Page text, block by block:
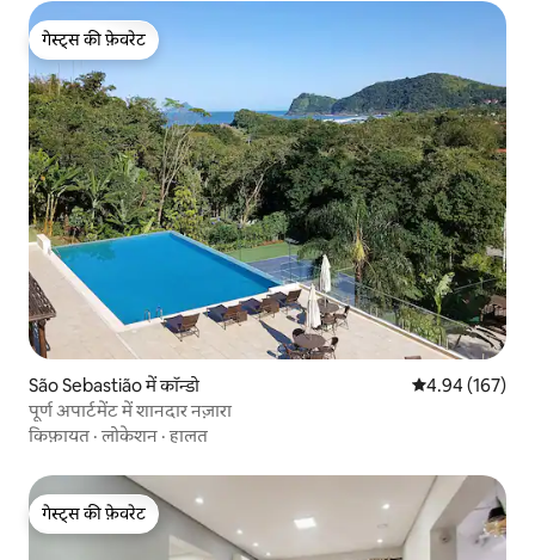
गेस्ट्स की फ़ेवरेट
गेस्ट्स की फ़ेवरेट
São Sebastião में कॉन्डो औसत रेटिंग 5 में से
4.94 (167)
पूर्ण अपार्टमेंट में शानदार नज़ारा
किफ़ायत ·लोकेशन ·हालत
गेस्ट्स की फ़ेवरेट
गेस्ट्स की फ़ेवरेट